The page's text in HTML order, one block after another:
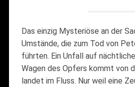
Das einzig Mysteriöse an der
Umstände, die zum Tod von
führten. Ein Unfall auf
Wagen des Opfers kommt von
landet im Fluss. Nur weil eine